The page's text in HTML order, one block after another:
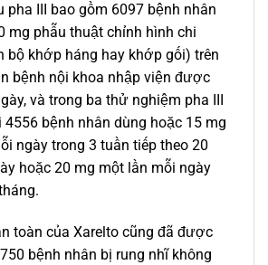
pha III bao gồm 6097 bệnh nhân
mg phẫu thuật chỉnh hình chi
bộ khớp háng hay khớp gối) trên
bệnh nội khoa nhập viện được
và trong ba thử nghiệm pha III
4556 bệnh nhân dùng hoặc 15 mg
ngày trong 3 tuần tiếp theo 20
hoặc 20 mg một lần mỗi ngày
toàn của Xarelto cũng đã được
bệnh nhân bị rung nhĩ không